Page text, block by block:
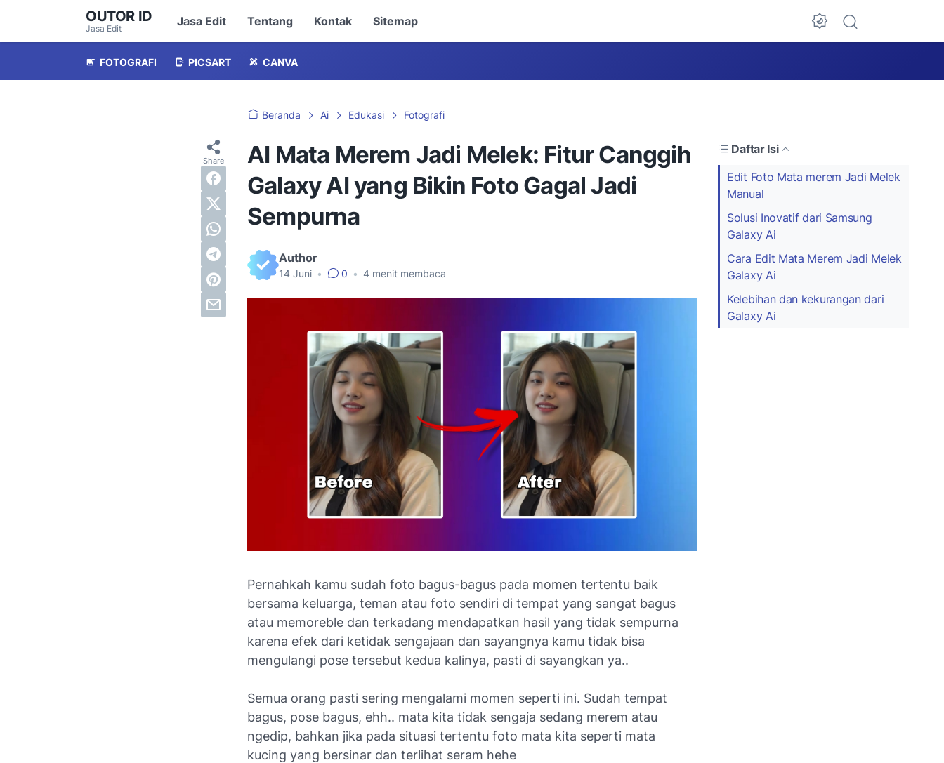
OUTOR ID
Jasa Edit
Jasa Edit Tentang Kontak Sitemap
Dark Mode
FOTOGRAFI PICSART CANVA
Beranda Ai Edukasi Fotografi
AI Mata Merem Jadi Melek: Fitur Canggih
Galaxy AI yang Bikin Foto Gagal Jadi
Sempurna
Author
14 Juni • 0 • 4 menit membaca
Daftar Isi
Edit Foto Mata merem Jadi Melek
Manual
Solusi Inovatif dari Samsung
Galaxy Ai
Cara Edit Mata Merem Jadi Melek
Galaxy Ai
Kelebihan dan kekurangan dari
Galaxy Ai
Pernahkah kamu sudah foto bagus-bagus pada momen tertentu baik
bersama keluarga, teman atau foto sendiri di tempat yang sangat bagus
atau memoreble dan terkadang mendapatkan hasil yang tidak sempurna
karena efek dari ketidak sengajaan dan sayangnya kamu tidak bisa
mengulangi pose tersebut kedua kalinya, pasti di sayangkan ya..
Semua orang pasti sering mengalami momen seperti ini. Sudah tempat
bagus, pose bagus, ehh.. mata kita tidak sengaja sedang merem atau
ngedip, bahkan jika pada situasi tertentu foto mata kita seperti mata
kucing yang bersinar dan terlihat seram hehe